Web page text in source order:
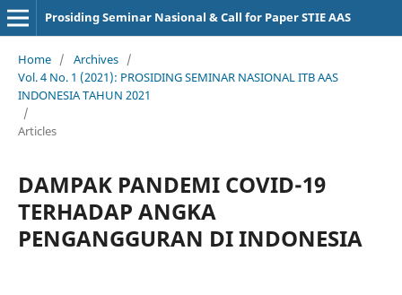
Prosiding Seminar Nasional & Call for Paper STIE AAS
Home / Archives /
Vol. 4 No. 1 (2021): PROSIDING SEMINAR NASIONAL ITB AAS
INDONESIA TAHUN 2021
/
Articles
DAMPAK PANDEMI COVID-19
TERHADAP ANGKA
PENGANGGURAN DI INDONESIA